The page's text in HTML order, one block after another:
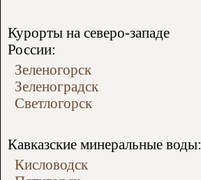
Курорты на северо-западе
России:
Зеленогорск
Зеленоградск
Светлогорск
Кавказские минеральные воды:
Кисловодск